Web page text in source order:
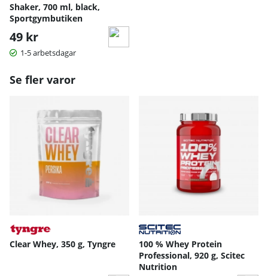
Shaker, 700 ml, black,
Sportgymbutiken
49 kr
1-5 arbetsdagar
Se fler varor
Clear Whey, 350 g, Tyngre
100 % Whey Protein
Professional, 920 g, Scitec
Nutrition